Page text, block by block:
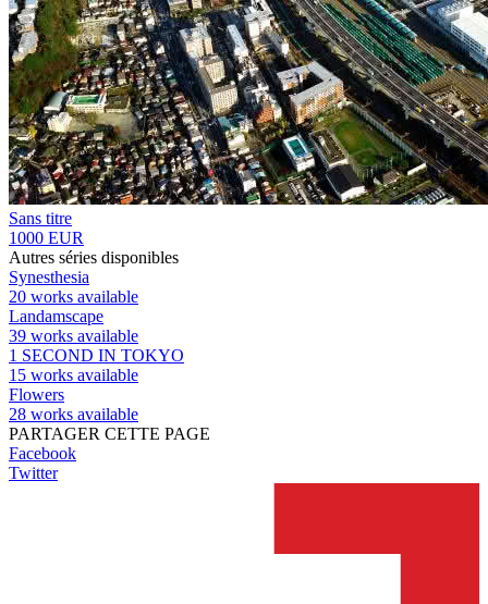
Sans titre
1000 EUR
Autres séries disponibles
Synesthesia
20 works available
Landamscape
39 works available
1 SECOND IN TOKYO
15 works available
Flowers
28 works available
PARTAGER CETTE PAGE
Facebook
Twitter